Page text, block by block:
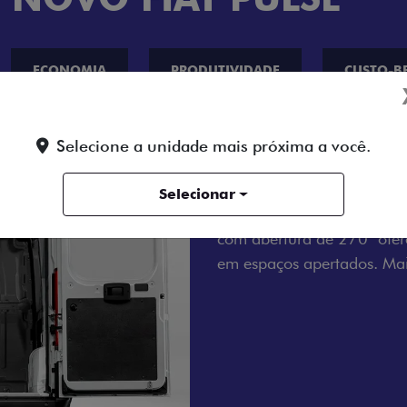
ECONOMIA PRODUTIVIDADE CUSTO-
Selecione a unidade mais próxima a você.
Selecionar